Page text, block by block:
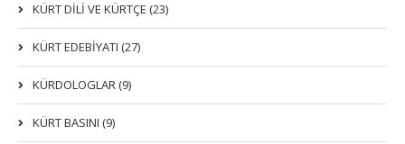
KÜRT DİLİ VE KÜRTÇE (23)
KÜRT EDEBİYATI (27)
KÜRDOLOGLAR (9)
KÜRT BASINI (9)